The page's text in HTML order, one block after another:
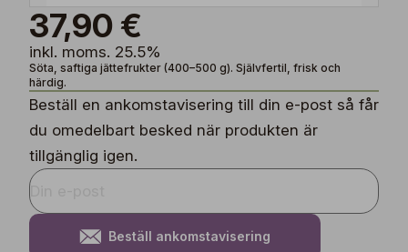
37,90 €
inkl. moms. 25.5%
Söta, saftiga jättefrukter (400–500 g). Självfertil, frisk och
härdig.
Beställ en ankomstavisering till din e-post så får
du omedelbart besked när produkten är
tillgänglig igen.
Beställ ankomstavisering